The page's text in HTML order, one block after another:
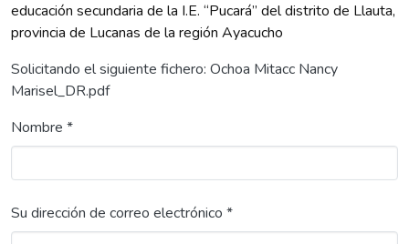
educación secundaria de la I.E. “Pucará” del distrito de Llauta,
provincia de Lucanas de la región Ayacucho
Solicitando el siguiente fichero: Ochoa Mitacc Nancy
Marisel_DR.pdf
Nombre *
Su dirección de correo electrónico *